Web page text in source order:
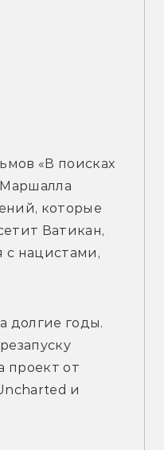
«В поисках
Маршалла
которые
Ватикан,
с нацистами,
долгие годы.
проект от
и